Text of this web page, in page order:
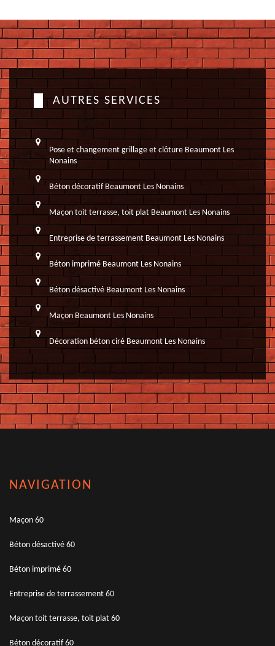
AUTRES SERVICES
Pose et changement grillage et clôture Beaumont Les
Nonains
Béton décoratif Beaumont Les Nonains
Maçon toit terrasse, toit plat Beaumont Les Nonains
Entreprise de terrassement Beaumont Les Nonains
Béton imprimé Beaumont Les Nonains
Béton désactivé Beaumont Les Nonains
Maçon Beaumont Les Nonains
Décoration béton ciré Beaumont Les Nonains
NAVIGATION
Maçon 60
Béton désactivé 60
Béton imprimé 60
Entreprise de terrassement 60
Maçon toit terrasse, toit plat 60
Béton décoratif 60